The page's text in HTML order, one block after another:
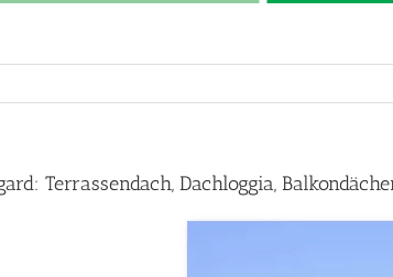
Terrassendach, Dachloggia,